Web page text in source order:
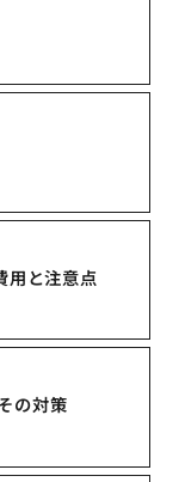
用と注意点
の対策